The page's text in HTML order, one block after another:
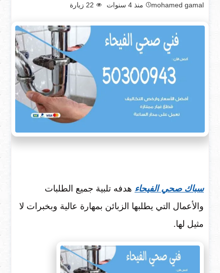
mohamed gamal منذ 4 سنوات 22 زيارة
سباك صحي الفيحاء هدفه تلبية جميع الطلبات
والأعمال التي يطلبها الزبائن بمهارة عالية وبخبرات لا
مثيل لها.